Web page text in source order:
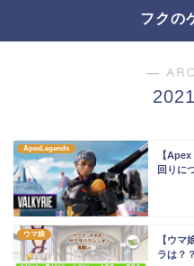
フクの
―
ApexLegends
【
回りに
ウマ娘
【ウマ
ラは？